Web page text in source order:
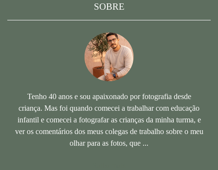
SOBRE
Tenho 40 anos e sou apaixonado por fotografia desde
criança. Mas foi quando comecei a trabalhar com educação
infantil e comecei a fotografar as crianças da minha turma, e
ver os comentários dos meus colegas de trabalho sobre o meu
olhar para as fotos, que ...